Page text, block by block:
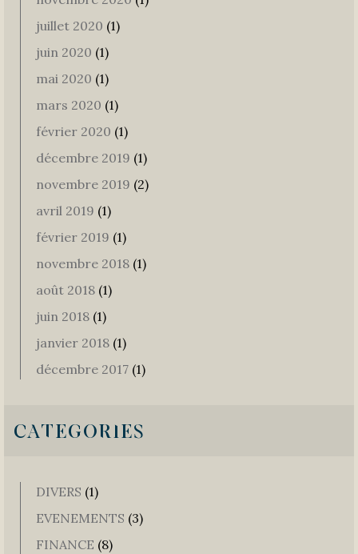
juillet 2020 (1)
juin 2020 (1)
mai 2020 (1)
mars 2020 (1)
février 2020 (1)
décembre 2019 (1)
novembre 2019 (2)
avril 2019 (1)
février 2019 (1)
novembre 2018 (1)
août 2018 (1)
juin 2018 (1)
janvier 2018 (1)
décembre 2017 (1)
CATEGORIES
DIVERS (1)
EVENEMENTS (3)
FINANCE (8)